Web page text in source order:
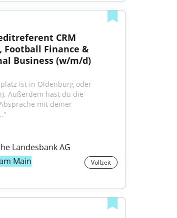
CRM
Football Finance &
Business (w/m/d)
"...Dein Arbeitsplatz ist in Oldenburg oder
Außerdem hast du die
mit deiner
Landesbank AG
Main
Vollzeit